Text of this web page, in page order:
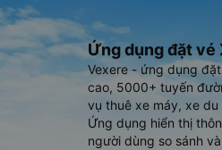
Ứng dụng đặt vé
Vexere - ứng dụng
cao, 5000+ tuyến
vụ thuê xe máy, xe
Ứng dụng hiển thị
người dùng so sánh